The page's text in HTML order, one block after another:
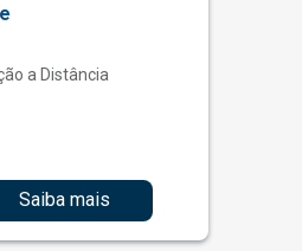
a Distância
Saiba mais